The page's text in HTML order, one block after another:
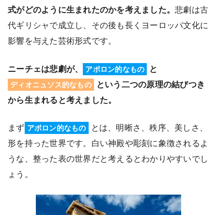
式がどのように生まれたのかを考えました。悲劇は古
代ギリシャで成立し、その後も長くヨーロッパ文化に
影響を与えた芸術形式です。
ニーチェは悲劇が、 アポロン的なもの と
ディオニュソス的なもの
という二つの原理の結びつき
から生まれると考えました。
まず アポロン的なもの
とは、明晰さ、秩序、美しさ、
形を持った世界です。白い神殿や彫刻に象徴されるよ
うな、整った表の世界だと考えるとわかりやすいでし
ょう。